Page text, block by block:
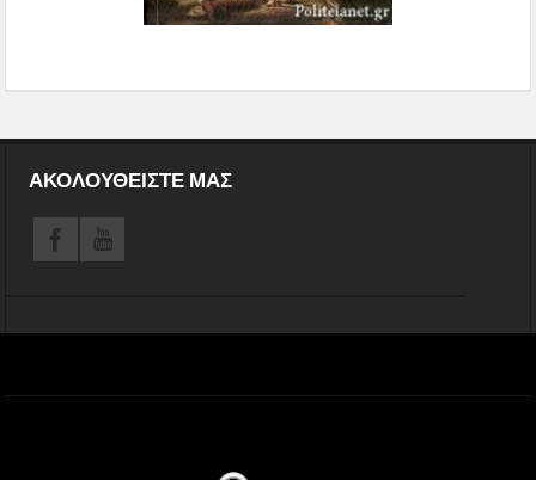
ΑΚΟΛΟΥΘΕΊΣΤΕ ΜΑΣ